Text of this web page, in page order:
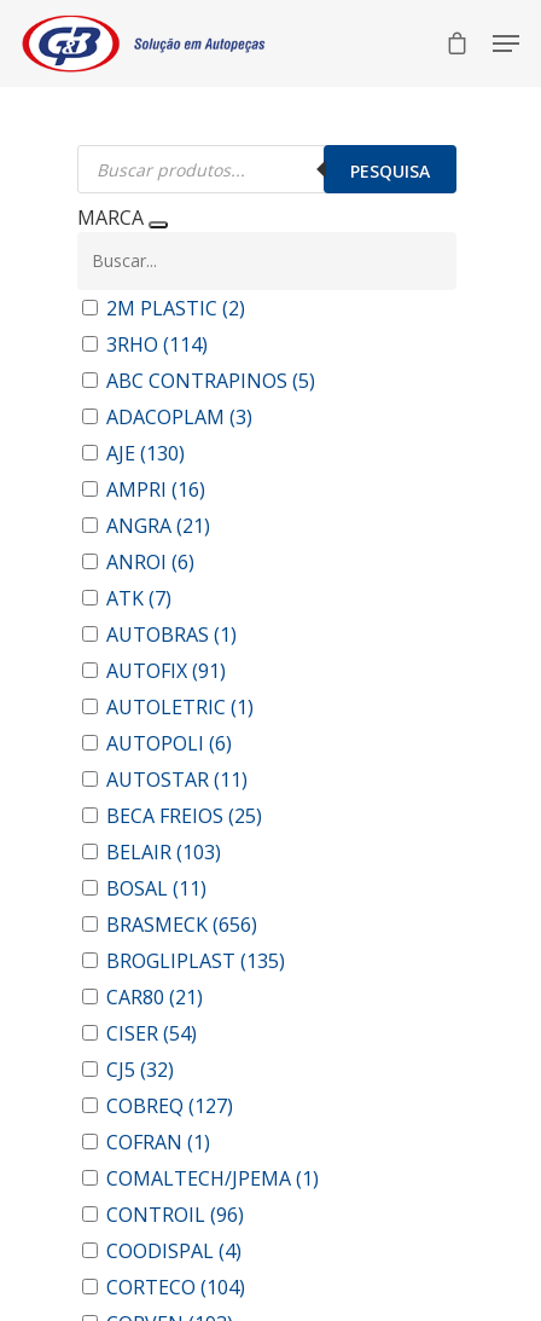
Pesquisar
produtos PESQUISA
MARCA
2M PLASTIC (2)
3RHO (114)
ABC CONTRAPINOS (5)
ADACOPLAM (3)
AJE(130)
AMPRI (16)
ANGRA(21)
ANROI (6)
ATK(7)
AUTOBRAS (1)
AUTOFIX(91)
AUTOLETRIC (1)
AUTOPOLI (6)
AUTOSTAR(11)
BECA FREIOS (25)
BELAIR(103)
BOSAL(11)
BRASMECK(656)
BROGLIPLAST (135)
CAR80 (21)
CISER(54)
CJ5 (32)
COBREQ (127)
COFRAN (1)
COMALTECH/JPEMA(1)
CONTROIL(96)
COODISPAL(4)
CORTECO (104)